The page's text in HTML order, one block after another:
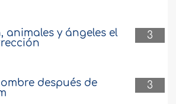
3
animales y ángeles el
3
después de